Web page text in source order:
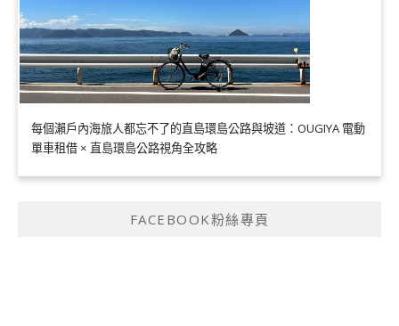
每個瀨戶內海旅人都忘不了的直島環島公路與坡道：OUGIYA 電動
單車租借 × 直島環島公路視角全攻略
FACEBOOK粉絲專頁